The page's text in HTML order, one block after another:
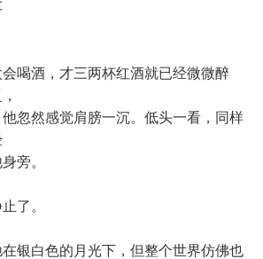
酒，才三两杯红酒就已经微微醉
忽然感觉肩膀一沉。低头一看，同样
旁。
了。
白色的月光下，但整个世界仿佛也